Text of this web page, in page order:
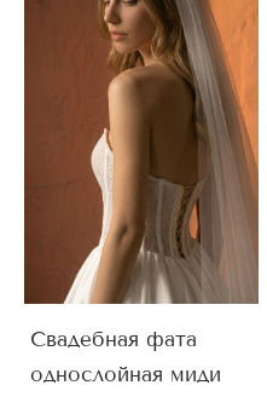
Свадебная фата
однослойная миди